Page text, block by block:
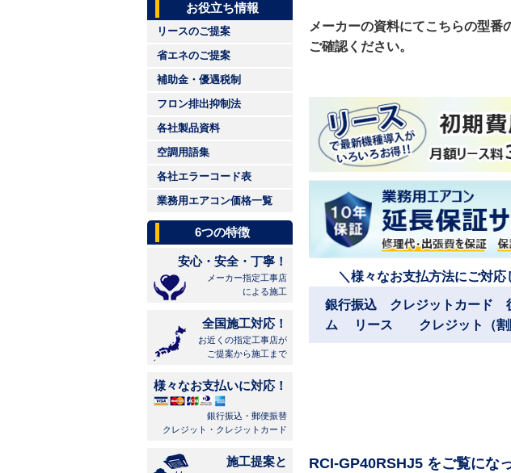
お役立ち情報
リースのご提案
省エネのご提案
補助金・優遇税制
フロン排出抑制法
各社製品資料
空調用語集
各社エラーコード表
業務用エアコン価格一覧
6つの特徴
安心・安全・丁寧！
メーカー指定工事店
による施工
全国施工対応！
お近くの指定工事店が
ご提案から施工まで
様々なお支払いに対応！
銀行振込・郵便振替
クレジット・クレジットカード
施工提案と
メーカーの資料にてこちらの型番
ご確認ください。
＼様々なお支払方法にご対応
銀行振込 クレジットカード
ム リース クレジット（割
RCI-GP40RSHJ5 をご覧にな